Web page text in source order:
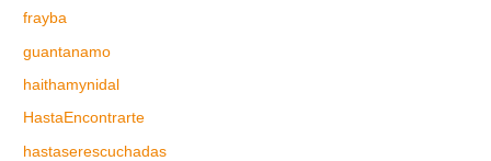
frayba
guantanamo
haithamynidal
HastaEncontrarte
hastaserescuchadas